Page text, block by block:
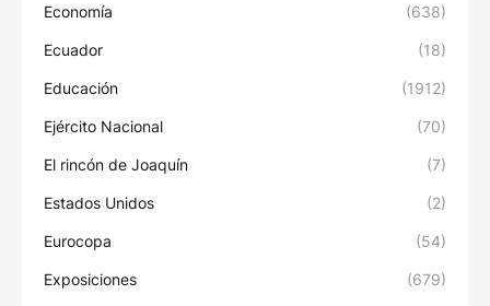
Economía (638)
Ecuador (18)
Educación (1912)
Ejército Nacional (70)
El rincón de Joaquín (7)
Estados Unidos (2)
Eurocopa (54)
Exposiciones (679)